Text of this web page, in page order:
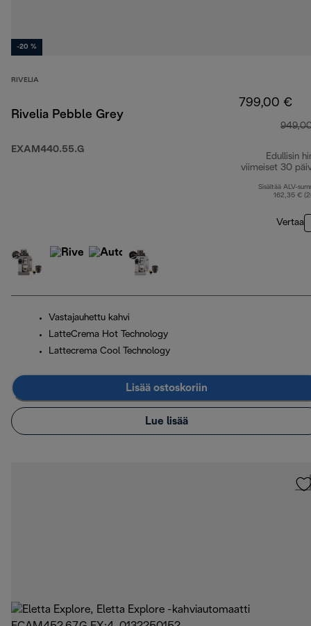
-20 %
RIVELIA
Rivelia Pebble Grey
EXAM440.55.G
799,00 €
Edullisin
viimeiset 30
Sisältää ALV-
162,35 €
Vertaa
Vastajauhettu kahvi
LatteCrema Hot Technology
Lattecrema Cool Technology
Lisää ostoskoriin
Lue lisää